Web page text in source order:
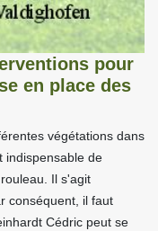
pour
en place des
végétations dans
indispensable de
Il s'agit
conséquent, il faut
Cédric peut se